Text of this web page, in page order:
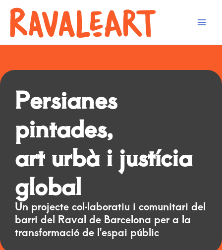
contingut
Persianes
pintades,
art urbà i justícia
global
Un projecte col·laboratiu i comunitari del
barri del Raval de Barcelona per a la
transformació de l'espai públic